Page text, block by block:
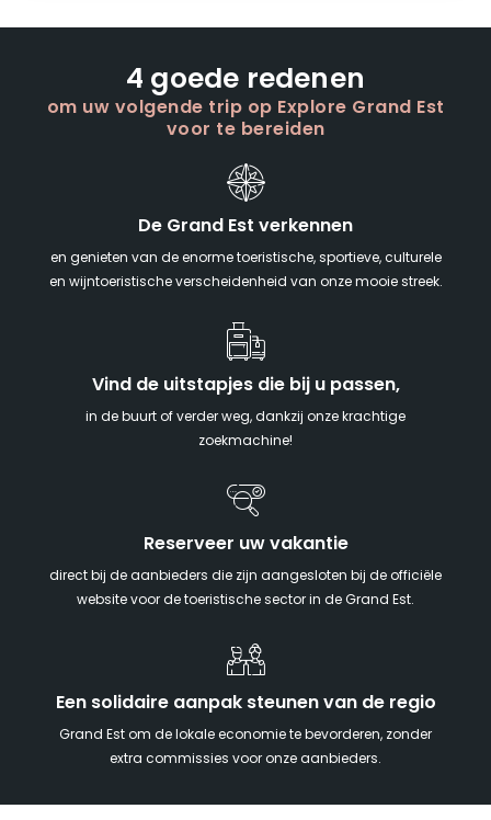
4 goede redenen
om uw volgende trip op Explore Grand Est
voor te bereiden
De Grand Est verkennen
en genieten van de enorme toeristische, sportieve, culturele
en wijntoeristische verscheidenheid van onze mooie streek.
Vind de uitstapjes die bij u passen,
in de buurt of verder weg, dankzij onze krachtige
zoekmachine!
Reserveer uw vakantie
direct bij de aanbieders die zijn aangesloten bij de officiële
website voor de toeristische sector in de Grand Est.
Een solidaire aanpak steunen van de regio
Grand Est om de lokale economie te bevorderen, zonder
extra commissies voor onze aanbieders.